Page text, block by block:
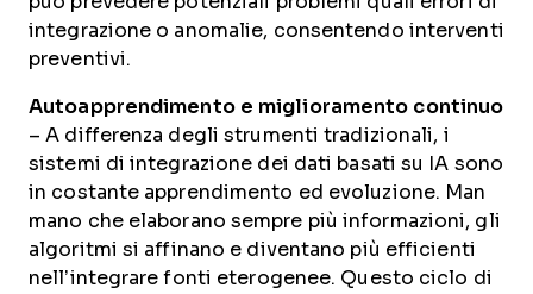
integrazione o anomalie, consentendo interventi
preventivi.
Autoapprendimento e miglioramento continuo
– A differenza degli strumenti tradizionali, i
sistemi di integrazione dei dati basati su IA sono
in costante apprendimento ed evoluzione. Man
mano che elaborano sempre più informazioni, gli
algoritmi si affinano e diventano più efficienti
nell’integrare fonti eterogenee. Questo ciclo di